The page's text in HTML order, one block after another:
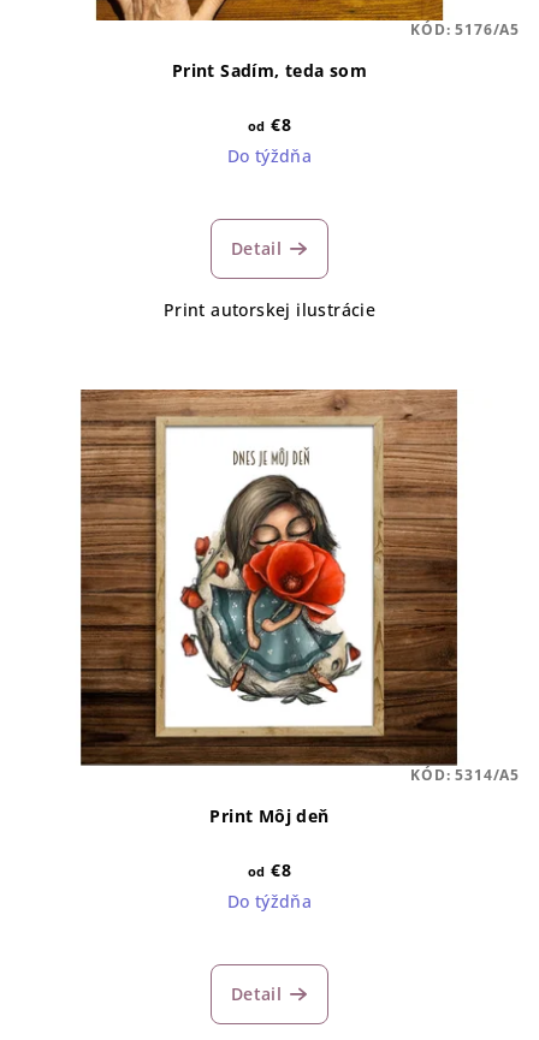
Print Sadím, teda som
od €8
Do týždňa
Detail
Print autorskej ilustrácie
KÓD:5176/A5
Print Môj deň
od €8
Do týždňa
Detail
KÓD:5314/A5